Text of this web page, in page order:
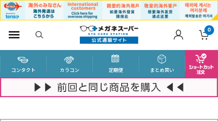
0
コンタクト カラコン 定期便 まとめ買い